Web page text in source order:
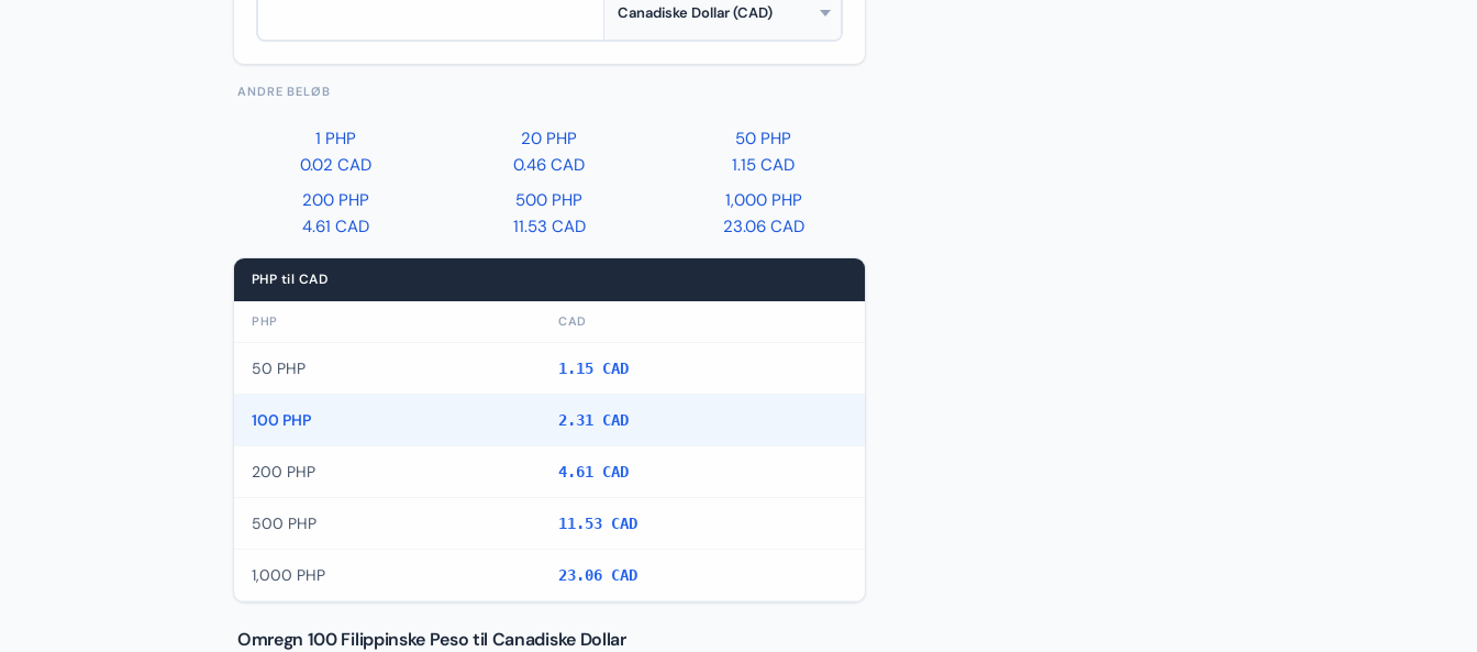
ANDRE BELØB
1 PHP
0.02 CAD
20 PHP
0.46 CAD
50 PHP
1.15 CAD
200 PHP
4.61 CAD
500 PHP
11.53 CAD
1,000 PHP
23.06 CAD
PHP til CAD
PHP CAD
50 PHP 1.15 CAD
100 PHP 2.31 CAD
200 PHP 4.61 CAD
500 PHP 11.53 CAD
1,000 PHP 23.06 CAD
Omregn 100 Filippinske Peso til Canadiske Dollar